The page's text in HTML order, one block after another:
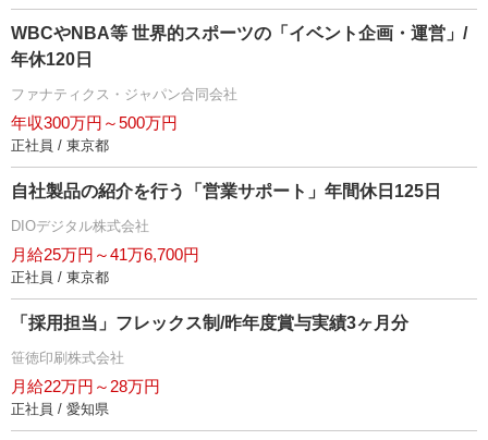
WBCやNBA等 世界的スポーツの「イベント企画・運営」/
年休120日
ファナティクス・ジャパン合同会社
年収300万円～500万円
正社員 / 東京都
自社製品の紹介を行う「営業サポート」年間休日125日
DIOデジタル株式会社
月給25万円～41万6,700円
正社員 / 東京都
「採用担当」フレックス制/昨年度賞与実績3ヶ月分
笹徳印刷株式会社
月給22万円～28万円
正社員 / 愛知県